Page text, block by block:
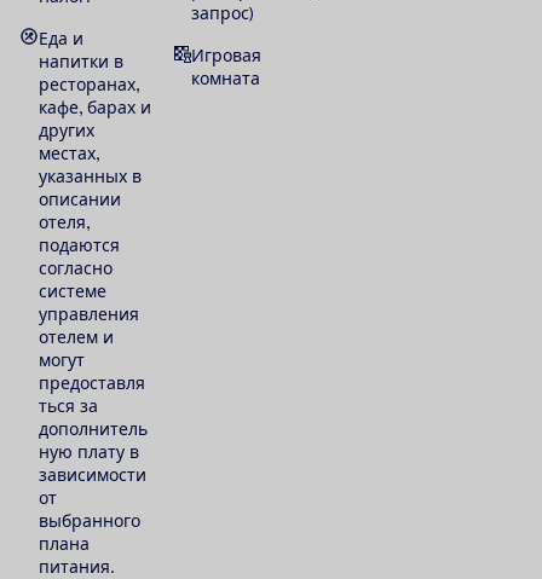
Еда и
напитки в
ресторанах,
кафе, барах и
других
местах,
указанных в
описании
отеля,
подаются
согласно
системе
управления
отелем и
могут
предоставля
ться за
дополнитель
ную плату в
зависимости
от
выбранного
плана
питания.
запрос)
Игровая
комната